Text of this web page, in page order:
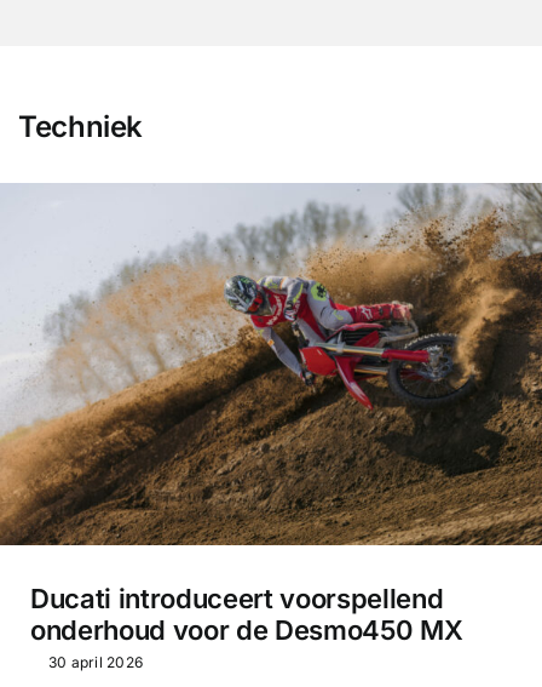
Techniek
Ducati introduceert voorspellend
onderhoud voor de Desmo450 MX
30 april 2026